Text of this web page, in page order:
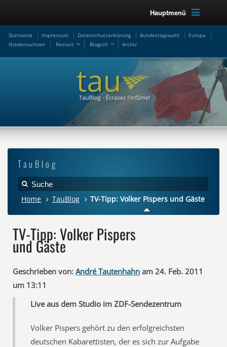
Hauptmenü
Startseite Impressum Datenschutzerklärung Bundestagswahl
Europa
Niedersachsen
Ressort Blogroll Archiv
TauBlog
Home TauBlog TV-Tipp: Volker Pispers und Gäste
TV-Tipp: Volker Pispers
und Gäste
Geschrieben von: André Tautenhahn am 24. Feb. 2011
um 13:11
Live aus dem Studio im ZDF-Sendezentrum
Volker Pispers gehört zu den erfolgreichsten
deutschen Kabarettisten, der es sich zur Aufgabe